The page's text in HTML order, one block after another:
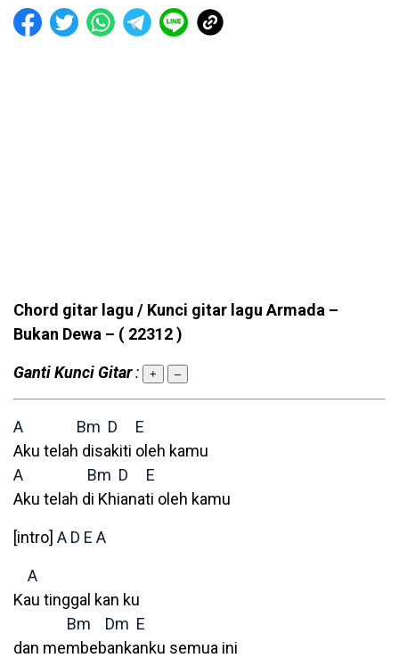
Chord gitar lagu / Kunci gitar lagu Armada –
Bukan Dewa – ( 22312 )
Ganti Kunci Gitar: + –
A Bm D
E
Aku telah disakiti oleh kamu
A
Bm D
E
Aku telah di Khianati oleh kamu
[intro] A D E A
A
Kau tinggal kan ku
Bm
Dm E
dan membebankanku semua ini